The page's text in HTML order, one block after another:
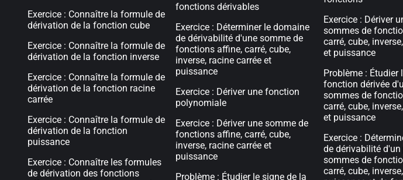
Exercice : Connaître la formule de
dérivation de la fonction cube
Exercice : Connaître la formule de
dérivation de la fonction inverse
Exercice : Connaître la formule de
dérivation de la fonction racine
carrée
Exercice : Connaître la formule de
dérivation de la fonction
puissance
Exercice : Connaître les formules
de dérivation des fonctions
fonctions dérivables
Exercice : Déterminer le domaine
de dérivabilité d'une somme de
fonctions affine, carré, cube,
inverse, racine carrée et
puissance
Exercice : Dériver une fonction
polynomiale
Exercice : Dériver une somme de
fonctions affine, carré, cube,
inverse, racine carrée et
puissance
Problème : Étudier le signe de la
Exercice : Dériver
sommes de
carré, cube,
et puissance
Problème : Étudier
fonction dérivée
sommes de
carré, cube,
et puissance
Exercice :
de dérivabilité
sommes de
carré, cube,